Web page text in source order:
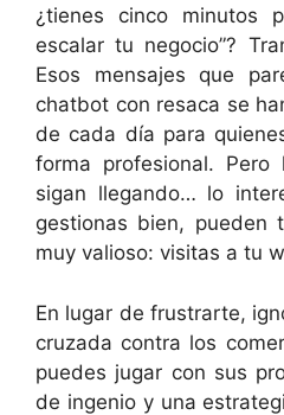
¿tienes cinco minutos
escalar tu negocio”?
Esos mensajes que
chatbot con resaca se
de cada día para
forma profesional.
sigan llegando… lo
gestionas bien, pueden
muy valioso: visitas a tu
En lugar de frustrarte,
cruzada contra los
puedes jugar con sus
de ingenio y una